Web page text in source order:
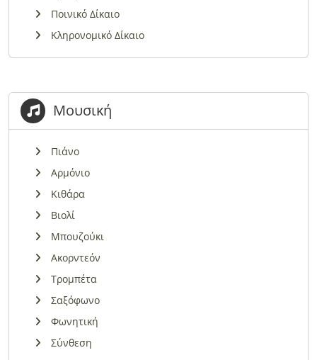
Ποινικό Δίκαιο
Κληρονομικό Δίκαιο
Μουσική
Πιάνο
Αρμόνιο
Κιθάρα
Βιολί
Μπουζούκι
Ακορντεόν
Τρομπέτα
Σαξόφωνο
Φωνητική
Σύνθεση